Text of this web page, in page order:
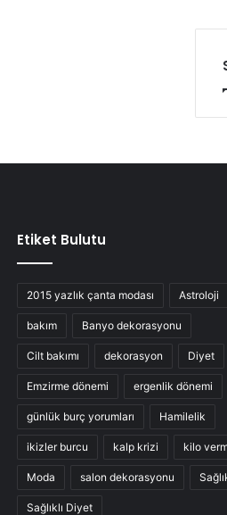
Etiket Bulutu
2015 yazlık çanta modası Astroloji
bakım Banyo dekorasyonu
Cilt bakımı dekorasyon Diyet
Emzirme dönemi ergenlik dönemi
günlük burç yorumları Hamilelik
ikizler burcu kalp krizi kilo
Moda salon dekorasyonu
Sağlıklı Diyet